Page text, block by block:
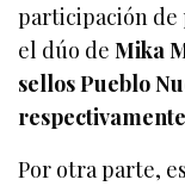
participación de
el dúo deMika
sellos Pueblo
Por otra parte,